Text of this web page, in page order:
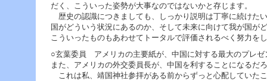
だく、こういった姿勢が大事なのではないかと存じます。
歴史の認識につきましても、しっかり説明は丁寧に続けた
国がどういう状況にあるのか、そして未来に向けて我が国が
こういったものもあわせてトータルで評価されるべく努力を
○玄葉委員 アメリカの主要紙が、中国に対する最大のプレ
また、アメリカの外交委員長が、中国を利することになるだ
これは私、靖国神社参拝がある前からずっと心配していた